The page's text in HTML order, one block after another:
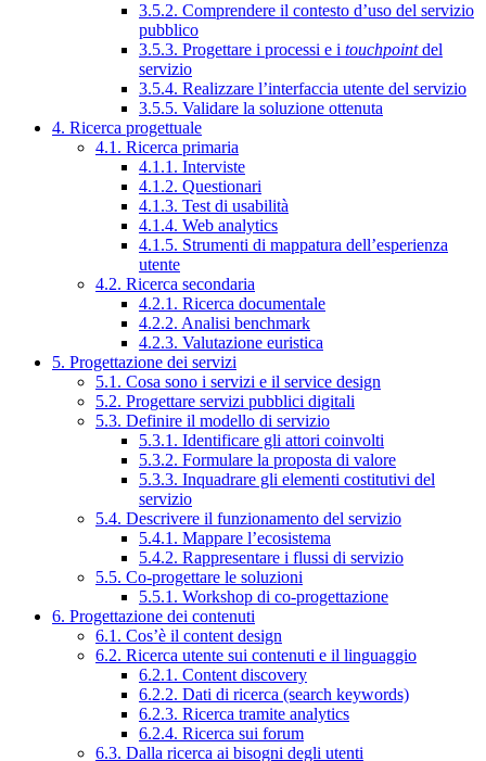
3.5.2. Comprendere il contesto d’uso del servizio
pubblico
3.5.3. Progettare i processi e i touchpointdel
servizio
3.5.4. Realizzare l’interfaccia utente del servizio
3.5.5. Validare la soluzione ottenuta
4. Ricerca progettuale
4.1. Ricerca primaria
4.1.1. Interviste
4.1.2. Questionari
4.1.3. Test di usabilità
4.1.4. Web analytics
4.1.5. Strumenti di mappatura dell’esperienza
utente
4.2. Ricerca secondaria
4.2.1. Ricerca documentale
4.2.2. Analisi benchmark
4.2.3. Valutazione euristica
5. Progettazione dei servizi
5.1. Cosa sono i servizi e il service design
5.2. Progettare servizi pubblici digitali
5.3. Definire il modello di servizio
5.3.1. Identificare gli attori coinvolti
5.3.2. Formulare la proposta di valore
5.3.3. Inquadrare gli elementi costitutivi del
servizio
5.4. Descrivere il funzionamento del servizio
5.4.1. Mappare l’ecosistema
5.4.2. Rappresentare i flussi di servizio
5.5. Co-progettare le soluzioni
5.5.1. Workshop di co-progettazione
6. Progettazione dei contenuti
6.1. Cos’è il content design
6.2. Ricerca utente sui contenuti e il linguaggio
6.2.1. Content discovery
6.2.2. Dati di ricerca (search keywords)
6.2.3. Ricerca tramite analytics
6.2.4. Ricerca sui forum
6.3. Dalla ricerca ai bisogni degli utenti